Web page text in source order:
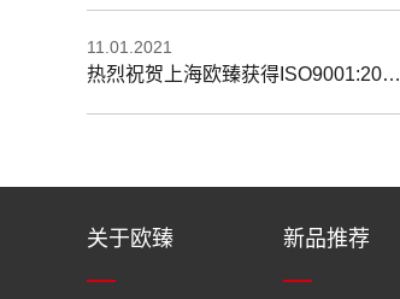
11.01.2021
热烈祝贺上海欧臻获得ISO9001:2008质量管理体系认证证书
关于欧臻 新品推荐